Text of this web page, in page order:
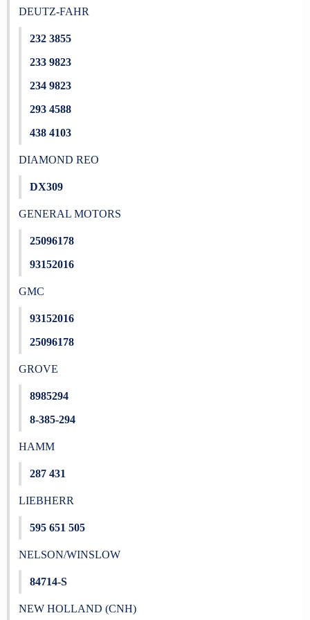
DEUTZ-FAHR
232 3855
233 9823
234 9823
293 4588
438 4103
DIAMOND REO
DX309
GENERAL MOTORS
25096178
93152016
GMC
93152016
25096178
GROVE
8985294
8-385-294
HAMM
287 431
LIEBHERR
595 651 505
NELSON/WINSLOW
84714-S
NEW HOLLAND (CNH)